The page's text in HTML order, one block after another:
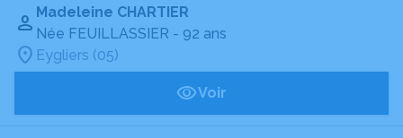
Madeleine CHARTIER
Née FEUILLASSIER - 92 ans
Eygliers (05)
Voir